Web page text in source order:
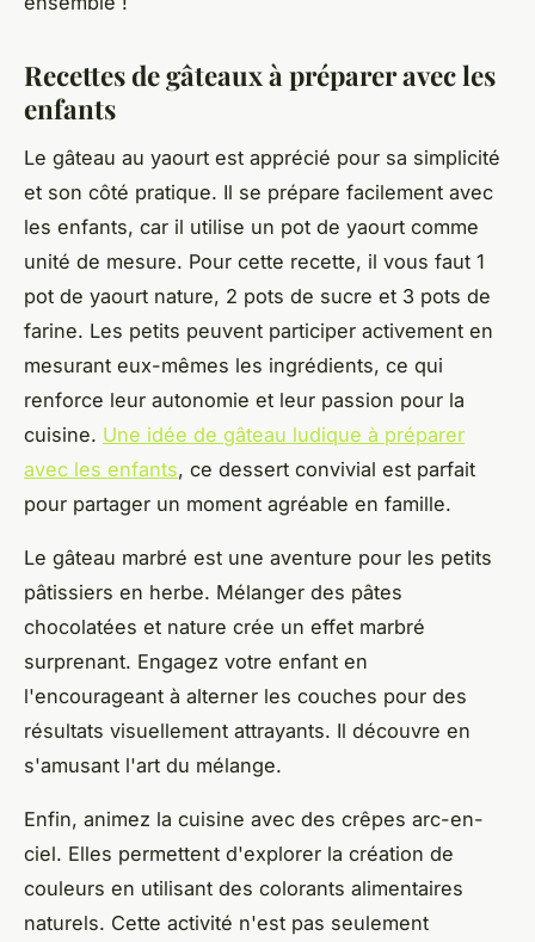
Recettes de gâteaux à préparer avec les
enfants
Le gâteau au yaourt est apprécié pour sa simplicité
et son côté pratique. Il se prépare facilement avec
les enfants, car il utilise un pot de yaourt comme
unité de mesure. Pour cette recette, il vous faut 1
pot de yaourt nature, 2 pots de sucre et 3 pots de
farine. Les petits peuvent participer activement en
mesurant eux-mêmes les ingrédients, ce qui
renforce leur autonomie et leur passion pour la
cuisine. Une idée de gâteau ludique à préparer
avec les enfants, ce dessert convivial est parfait
pour partager un moment agréable en famille.
Le gâteau marbré est une aventure pour les petits
pâtissiers en herbe. Mélanger des pâtes
chocolatées et nature crée un effet marbré
surprenant. Engagez votre enfant en
l'encourageant à alterner les couches pour des
résultats visuellement attrayants. Il découvre en
s'amusant l'art du mélange.
Enfin, animez la cuisine avec des crêpes arc-en-
ciel. Elles permettent d'explorer la création de
couleurs en utilisant des colorants alimentaires
naturels. Cette activité n'est pas seulement